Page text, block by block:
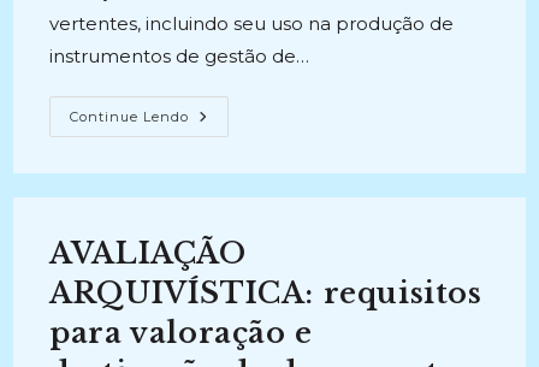
vertentes, incluindo seu uso na produção de
instrumentos de gestão de…
Continue Lendo AVALIAÇÃO
DE
DOCUMENTAL
O
Uso
Da
Identificação
Arquivística
Metodologia
AVALIAÇÃO
ARQUIVÍSTICA: requisitos
para valoração e